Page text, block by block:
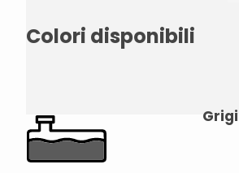
Colori disponibili